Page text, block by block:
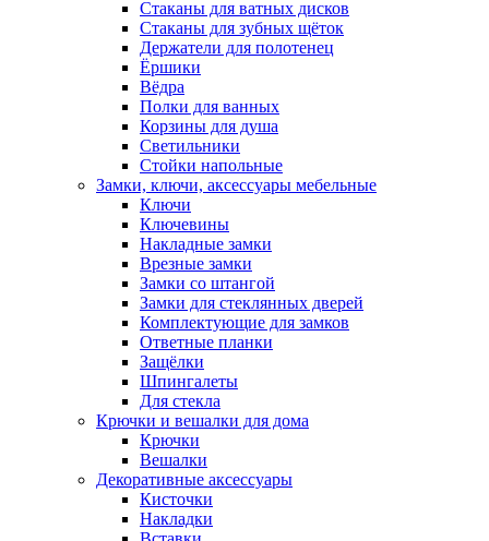
Стаканы для ватных дисков
Стаканы для зубных щёток
Держатели для полотенец
Ёршики
Вёдра
Полки для ванных
Корзины для душа
Светильники
Стойки напольные
Замки, ключи, аксессуары мебельные
Ключи
Ключевины
Накладные замки
Врезные замки
Замки со штангой
Замки для стеклянных дверей
Комплектующие для замков
Ответные планки
Защёлки
Шпингалеты
Для стекла
Крючки и вешалки для дома
Крючки
Вешалки
Декоративные аксессуары
Кисточки
Накладки